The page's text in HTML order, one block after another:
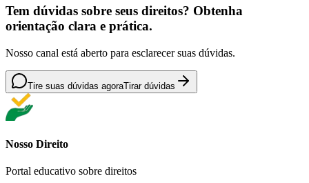
Tem dúvidas sobre seus direitos? Obtenha
orientação clara e prática.
Nosso canal está aberto para esclarecer suas dúvidas.
Tire suas dúvidas agoraTirar dúvidas
Nosso Direito
Portal educativo sobre direitos